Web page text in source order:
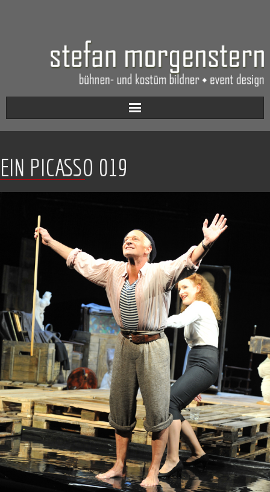
Aktuell
Werkverzeichnis
Biografie
Kontakt
EIN PICASSO 019